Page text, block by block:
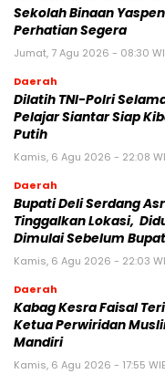
Sekolah Binaan
Perhatian Segera
Jumat, 7 Agu 2026 - 08:30
Daerah
Dilatih TNI-Polri
Pelajar Siantar Siap
Putih
Kamis, 6 Agu 2026 - 22:08
Daerah
Bupati Deli Serdang
Tinggalkan Lokasi,
Dimulai Sebelum
Kamis, 6 Agu 2026 - 22:03
Daerah
Kabag Kesra Faisal
Ketua Perwiridan
Mandiri
Kamis, 6 Agu 2026 - 17:55